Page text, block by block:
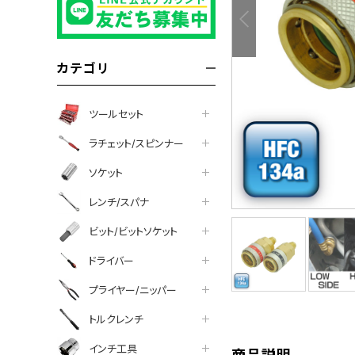
カテゴリ
ツールセット
ラチェット/スピンナー
ソケット
レンチ/スパナ
ビット/ビットソケット
ドライバー
プライヤー/ニッパー
トルクレンチ
インチ工具
facebook
line